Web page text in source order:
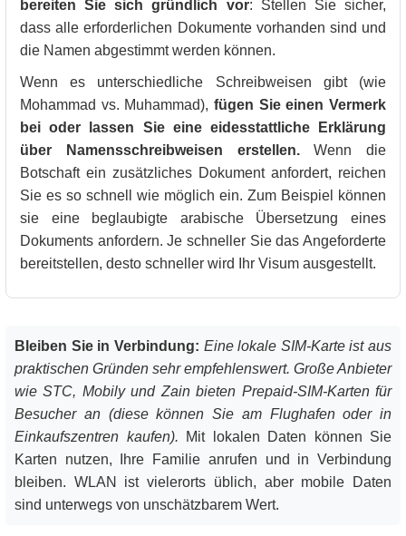
bereiten Sie sich gründlich vor: Stellen Sie sicher,
dass alle erforderlichen Dokumente vorhanden sind und
die Namen abgestimmt werden können.
Wenn es unterschiedliche Schreibweisen gibt (wie
Mohammad vs. Muhammad), fügen Sie einen Vermerk
bei oder lassen Sie eine eidesstattliche Erklärung
über Namensschreibweisen erstellen.Wenn die
Botschaft ein zusätzliches Dokument anfordert, reichen
Sie es so schnell wie möglich ein. Zum Beispiel können
sie eine beglaubigte arabische Übersetzung eines
Dokuments anfordern. Je schneller Sie das Angeforderte
bereitstellen, desto schneller wird Ihr Visum ausgestellt.
Bleiben Sie in Verbindung: Eine lokale SIM-Karte ist aus
praktischen Gründen sehr empfehlenswert. Große Anbieter
wie STC, Mobily und Zain bieten Prepaid-SIM-Karten für
Besucher an (diese können Sie am Flughafen oder in
Einkaufszentren kaufen). Mit lokalen Daten können Sie
Karten nutzen, Ihre Familie anrufen und in Verbindung
bleiben. WLAN ist vielerorts üblich, aber mobile Daten
sind unterwegs von unschätzbarem Wert.